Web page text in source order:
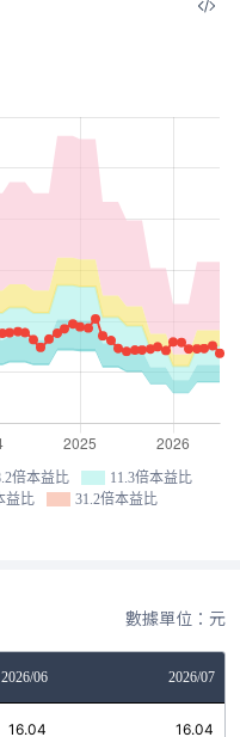
倍本益比
11.3倍本益比
益比 31.2倍本益比
數據單位：元
2026/06 2026/07
16.04 16.04